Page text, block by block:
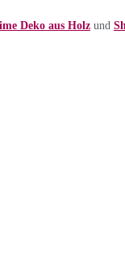
Deko aus Holz und